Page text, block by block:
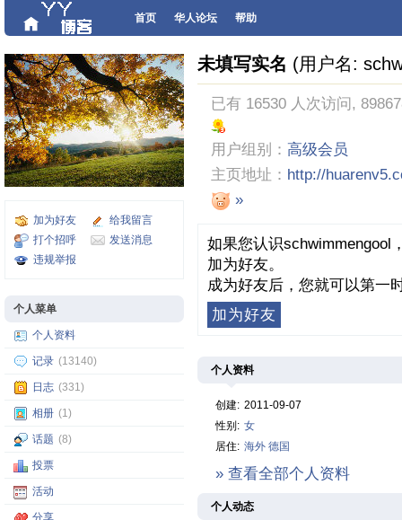
首页 华人论坛 帮助
加为好友
给我留言
打个招呼
发送消息
违规举报
个人菜单
个人资料
记录 (13140)
日志 (331)
相册 (1)
话题 (8)
投票
活动
分享
未填写实名 (用户名:
已有 16530 人次访问,
用户组别： 高级会员
主页地址： http://
»
如果您认识schwimmengool
加为好友。
成为好友后，您就可以第一
加为好友
个人资料
创建: 2011-09-07
性别: 女
居住: 海外 德国
» 查看全部个人资料
个人动态